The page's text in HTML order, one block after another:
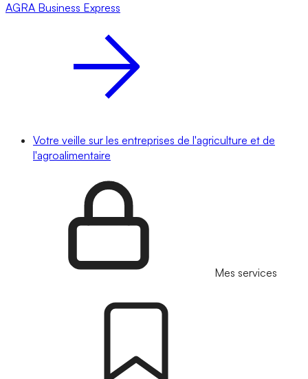
AGRA Business Express
Votre veille sur les entreprises de l'agriculture et de
l'agroalimentaire
Mes services